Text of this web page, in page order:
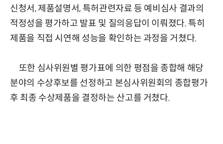
신청서, 제품설명서, 특허관련자료 등 예비심사 결과의
적정성을 평가하고 발표 및 질의응답이 이뤄졌다. 특히
제품을 직접 시연해 성능을 확인하는 과정을 거쳤다.
또한 심사위원별 평가표에 의한 평점을 종합해 해당
분야의 수상후보를 선정하고 본심사위원회의 종합평가
후 최종 수상제품을 결정하는 산고를 거쳤다.